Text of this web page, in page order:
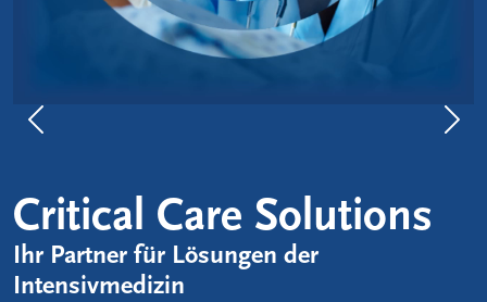
Critical Care Solutions
Ihr Partner für Lösungen der
Intensivmedizin
Previous Next